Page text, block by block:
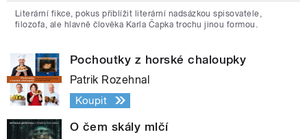
Literární fikce, pokus přiblížit literární nadsázkou spisovatele,
filozofa, ale hlavně člověka Karla Čapka trochu jinou formou.
Pochoutky z horské chaloupky
Patrik Rozehnal
Koupit
O čem skály mlčí